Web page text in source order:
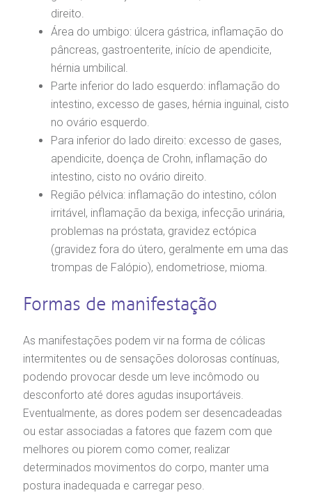
Endereço:
R. Martiniano de Carvalho, 965
CEP: 01323-001 | Bela Vista
São Paulo - SP
Clínica Medicina da Mulher
Saiba mais
Endereço:
CEP: 01438-000 | Jardim Paulista
Conosco
de Benchmarking
de Bioética
Cirurgia
frequentes
de Sangue
de órgãos
de cuidado
e perdidos
direito.
Área do umbigo: úlcera gástrica, inflamação do
pâncreas, gastroenterite, início de apendicite,
hérnia umbilical.
Parte inferior do lado esquerdo: inflamação do
intestino, excesso de gases, hérnia inguinal, cisto
no ovário esquerdo.
Para inferior do lado direito: excesso de gases,
apendicite, doença de Crohn, inflamação do
intestino, cisto no ovário direito.
Região pélvica: inflamação do intestino, cólon
irritável, inflamação da bexiga, infecção urinária,
problemas na próstata, gravidez ectópica
(gravidez fora do útero, geralmente em uma das
trompas de Falópio), endometriose, mioma.
Formas de manifestação
As manifestações podem vir na forma de cólicas
intermitentes ou de sensações dolorosas contínuas,
podendo provocar desde um leve incômodo ou
desconforto até dores agudas insuportáveis.
Eventualmente, as dores podem ser desencadeadas
ou estar associadas a fatores que fazem com que
melhores ou piorem como comer, realizar
determinados movimentos do corpo, manter uma
postura inadequada e carregar peso.